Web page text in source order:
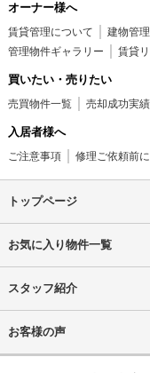
オーナー様へ
賃貸管理について 建物管理
管理物件ギャラリー
賃貸
買いたい・売りたい
売買物件一覧 売却成功実
入居者様へ
ご注意事項 修理ご依頼前
トップページ
お気に入り物件一覧
スタッフ紹介
お客様の声